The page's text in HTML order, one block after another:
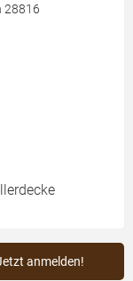
28816
anmelden!